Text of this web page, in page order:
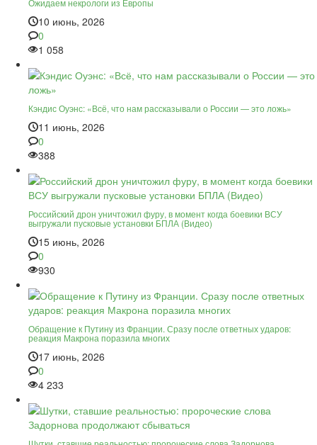
Ожидаем некрологи из Европы
10 июнь, 2026
0
1 058
Кэндис Оуэнс: «Всё, что нам рассказывали о России — это ложь»
11 июнь, 2026
0
388
Российский дрон уничтожил фуру, в момент когда боевики ВСУ
выгружали пусковые установки БПЛА (Видео)
15 июнь, 2026
0
930
Обращение к Путину из Франции. Сразу после ответных ударов:
реакция Макрона поразила многих
17 июнь, 2026
0
4 233